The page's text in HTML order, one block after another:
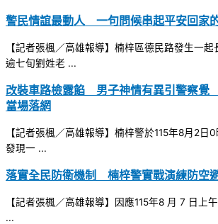
警民情誼最動人 一句問候串起平安回家
【記者張楓／高雄報導】楠梓區德民路發生一
逾七旬劉姓老 ...
改裝車路檢露餡 男子神情有異引警察
當場落網
【記者張楓／高雄報導】楠梓警於115年8月2日
發現一 ...
落實全民防衛機制 楠梓警實戰演練防空
【記者張楓／高雄報導】因應115年8 月 7 日上
...